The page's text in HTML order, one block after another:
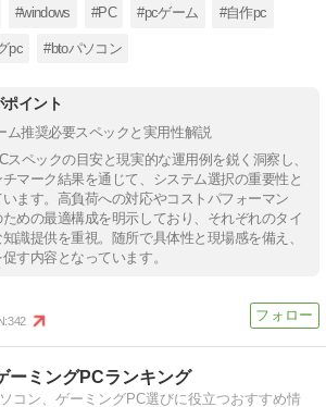
#windows #PC #pcゲーム #自作pc
pc #btoパソコン
イント
ム推奨必要スペックと実用性解説
ペックの目安と現実的な運用例を鋭く洞察し、
マーク結果を通じて、システム選択の重要性と
ます。高負荷への対応やコストパフォーマン
めの最適構成を明示しており、それぞれのタイ
識提供を重視。随所で具体性と現場感を備え、
す内容となっています。
342
ーミングPCランキング
コン、ゲーミングPC選びに役立つおすすめ情